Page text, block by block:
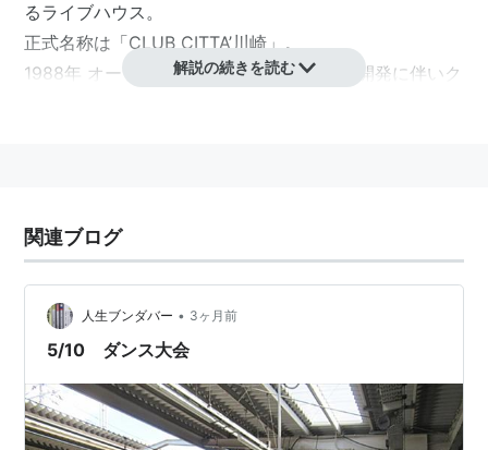
るライブハウス。
正式名称は「CLUB CITTA’川崎」。
1988年 オープン。2000年に周辺地区の再開発に伴いク
解説の続きを読む
関連ブログ
人生ブンダバー • 3ヶ月前
5/10 ダンス大会